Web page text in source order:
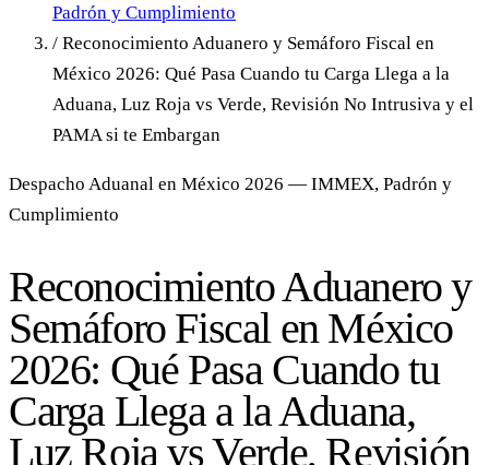
Padrón y Cumplimiento
/ Reconocimiento Aduanero y Semáforo Fiscal en
México 2026: Qué Pasa Cuando tu Carga Llega a la
Aduana, Luz Roja vs Verde, Revisión No Intrusiva y el
PAMA si te Embargan
Despacho Aduanal en México 2026 — IMMEX, Padrón y
Cumplimiento
Reconocimiento Aduanero y
Semáforo Fiscal en México
2026: Qué Pasa Cuando tu
Carga Llega a la Aduana,
Luz Roja vs Verde, Revisión